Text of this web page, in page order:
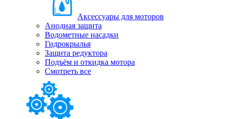
Аксессуары для моторов
Анодная защита
Водометные насадки
Гидрокрылья
Защита редуктора
Подъём и откидка мотора
Смотреть все